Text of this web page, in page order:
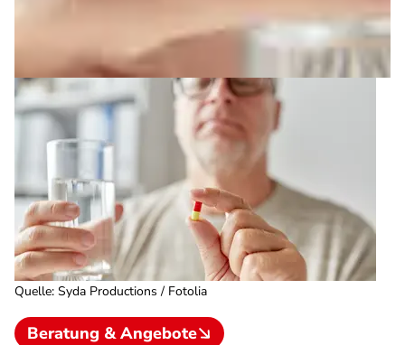
Quelle: Syda Productions / Fotolia
Beratung & Angebote